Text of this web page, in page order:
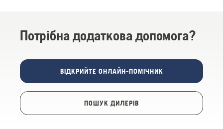
Потрібна додаткова допомога?
ВІДКРИЙТЕ ОНЛАЙН-ПОМІЧНИК
ПОШУК ДИЛЕРІВ